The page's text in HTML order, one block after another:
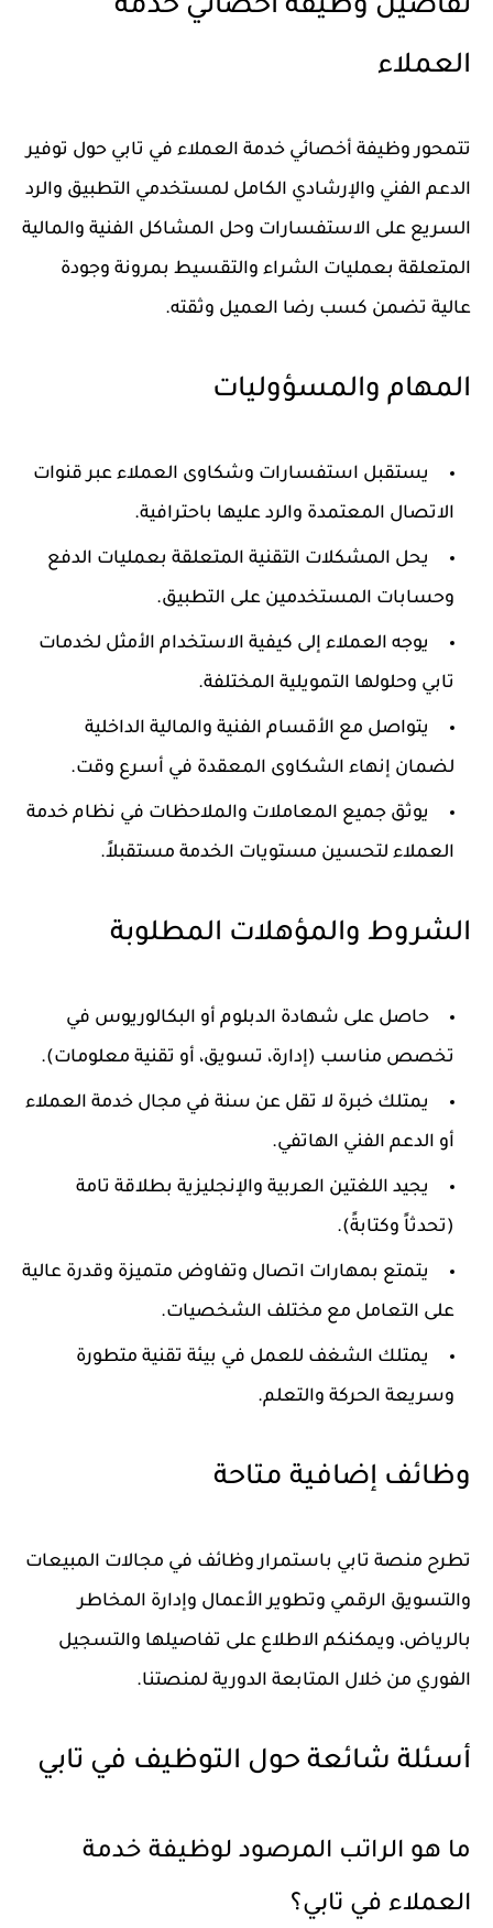
تفاصيل وظيفة أخصائي خدمة
العملاء
تتمحور وظيفة أخصائي خدمة العملاء في تابي حول توفير
الدعم الفني والإرشادي الكامل لمستخدمي التطبيق والرد
السريع على الاستفسارات وحل المشاكل الفنية والمالية
المتعلقة بعمليات الشراء والتقسيط بمرونة وجودة
عالية تضمن كسب رضا العميل وثقته.
المهام والمسؤوليات
يستقبل استفسارات وشكاوى العملاء عبر قنوات
الاتصال المعتمدة والرد عليها باحترافية.
يحل المشكلات التقنية المتعلقة بعمليات الدفع
وحسابات المستخدمين على التطبيق.
يوجه العملاء إلى كيفية الاستخدام الأمثل لخدمات
تابي وحلولها التمويلية المختلفة.
يتواصل مع الأقسام الفنية والمالية الداخلية
لضمان إنهاء الشكاوى المعقدة في أسرع وقت.
يوثق جميع المعاملات والملاحظات في نظام خدمة
العملاء لتحسين مستويات الخدمة مستقبلاً.
الشروط والمؤهلات المطلوبة
حاصل على شهادة الدبلوم أو البكالوريوس في
تخصص مناسب (إدارة، تسويق، أو تقنية معلومات).
يمتلك خبرة لا تقل عن سنة في مجال خدمة العملاء
أو الدعم الفني الهاتفي.
يجيد اللغتين العربية والإنجليزية بطلاقة تامة
(تحدثاً وكتابةً).
يتمتع بمهارات اتصال وتفاوض متميزة وقدرة عالية
على التعامل مع مختلف الشخصيات.
يمتلك الشغف للعمل في بيئة تقنية متطورة
وسريعة الحركة والتعلم.
وظائف إضافية متاحة
تطرح منصة تابي باستمرار وظائف في مجالات المبيعات
والتسويق الرقمي وتطوير الأعمال وإدارة المخاطر
بالرياض، ويمكنكم الاطلاع على تفاصيلها والتسجيل
الفوري من خلال المتابعة الدورية لمنصتنا.
أسئلة شائعة حول التوظيف في تابي
ما هو الراتب المرصود لوظيفة خدمة
العملاء في تابي؟